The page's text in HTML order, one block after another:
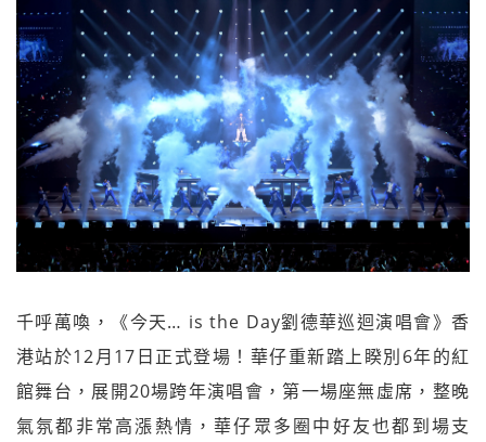
千呼萬喚，《今天… is the Day劉德華巡迴演唱會》香
港站於12月17日正式登場！華仔重新踏上睽別6年的紅
館舞台，展開20場跨年演唱會，第一場座無虛席，整晚
氣氛都非常高漲熱情，華仔眾多圈中好友也都到場支